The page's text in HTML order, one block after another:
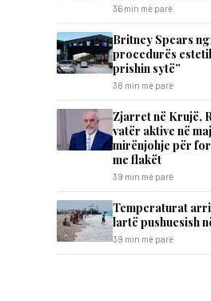
36 min më parë
Britney Spears
procedurës
prishin sytë”
38 min më parë
Zjarret në Krujë,
vatër aktive në
mirënjohje për
me flakët
39 min më parë
Temperaturat
lartë pushuesish
39 min më parë